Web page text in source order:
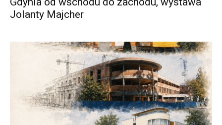
Jolanty Majcher